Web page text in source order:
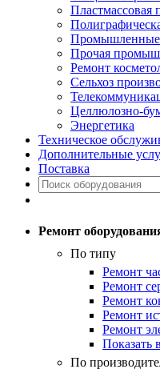
Пластмассовая
Промышленные
Прочая
Ремонт
Сельхоз
Целлюлозно-
Энергетика
Техническое
Дополнительные
Поставка
Ремонт
По типу
Ремонт
Ремонт
Ремонт
Ремонт
Ремонт
Показать
По